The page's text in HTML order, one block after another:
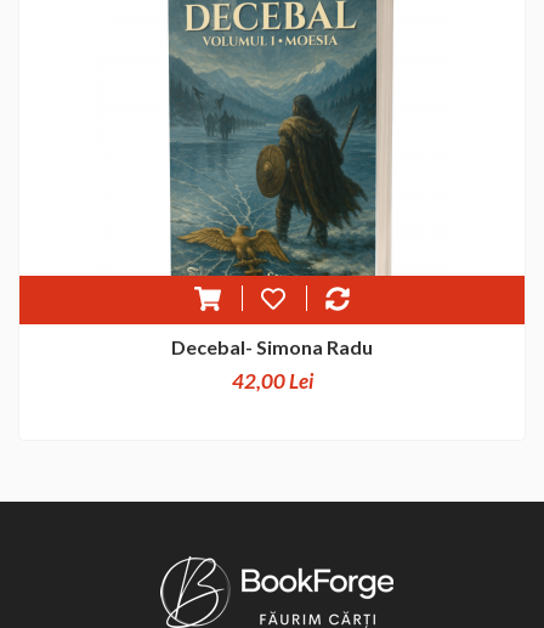
Decebal- Simona Radu
42,00 Lei